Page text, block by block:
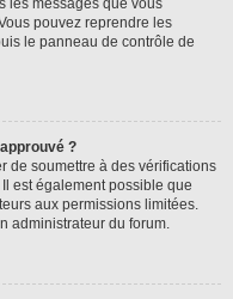
pouvez reprendre les
le panneau de contrôle de
?
de soumettre à des vérifications
est également possible que
aux permissions limitées.
administrateur du forum.